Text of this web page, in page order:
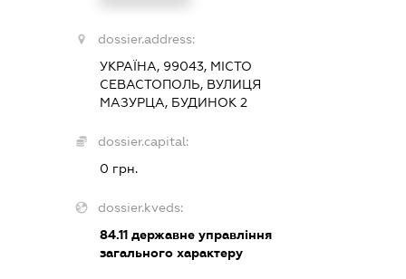
dossier.address:
УКРАЇНА, 99043, МІСТО
СЕВАСТОПОЛЬ, ВУЛИЦЯ
МАЗУРЦА, БУДИНОК 2
dossier.capital:
0 грн.
dossier.kveds:
84.11державне управління
загального характеру